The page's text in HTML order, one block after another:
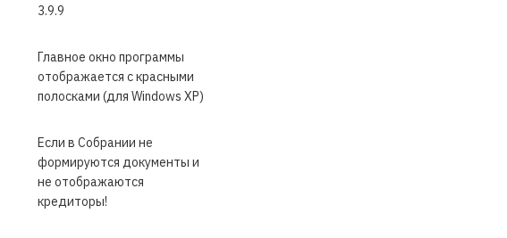
3.9.9
Главное окно программы
отображается с красными
полосками (для Windows XP)
Если в Собрании не
формируются документы и
не отображаются
кредиторы!